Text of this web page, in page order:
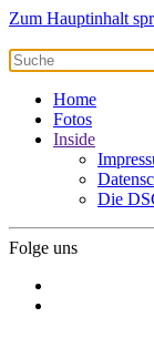
Zum Hauptinhalt
Home
Fotos
Inside
Die
Folge uns